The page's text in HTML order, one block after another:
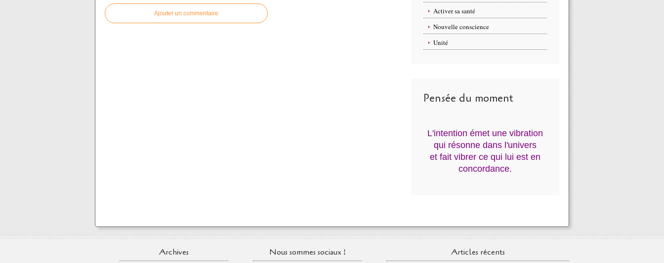
Ajouter un commentaire
Activer sa santé
Nouvelle conscience
Unité
Pensée du moment
L'intention émet une vibration
qui résonne dans l'univers
et fait vibrer ce qui lui est en
concordance.
Archives Nous sommes sociaux ! Articles récents